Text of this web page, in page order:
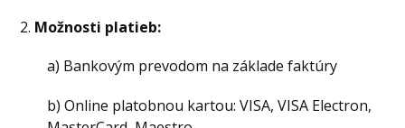
2. Možnosti platieb:
a) Bankovým prevodom na základe faktúry
b) Online platobnou kartou: VISA, VISA Electron,